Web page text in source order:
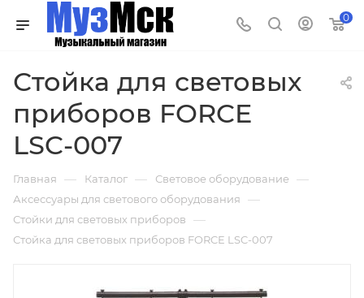
0
Стойка для световых
приборов FORCE
LSC-007
Главная — Каталог — Световое оборудование —
Аксессуары для светового оборудования —
Стойки для световых приборов —
Стойка для световых приборов FORCE LSC-007